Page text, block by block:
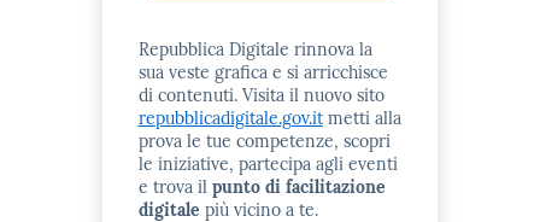
Repubblica Digitale rinnova la
sua veste grafica e si arricchisce
di contenuti. Visita il nuovo sito
repubblicadigitale.gov.itmetti alla
prova le tue competenze, scopri
le iniziative, partecipa agli eventi
e trova il punto di facilitazione
digitale più vicino a te.